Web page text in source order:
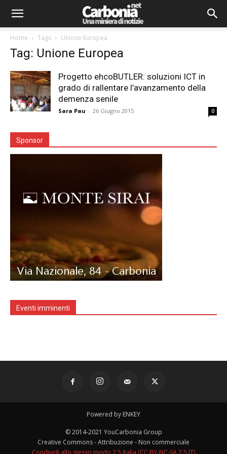
Home Tags Unione Europea
Tag: Unione Europea
Progetto ehcoBUTLER: soluzioni ICT in
grado di rallentare l’avanzamento della
demenza senile
Sara Pau - 26 Giugno 2015 0
Sponsor
Eventi imminenti
Powered by ENKEY
© 2014-2021 YouCarbonia Group
Creative Commons - Attribuzione - Non commerciale
Condividi allo stesso modo 2.5 Italia (CC BY-NC-SA 2.5 IT)